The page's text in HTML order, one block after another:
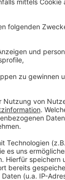
Denn auch
benötigen
den
Wir
einzubetten.
Aktivitäten
die Details
des